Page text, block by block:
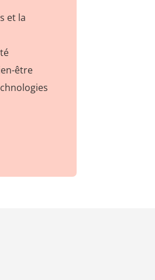
et la
être